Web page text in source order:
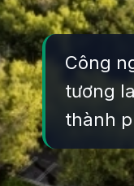
Công
tương
thành